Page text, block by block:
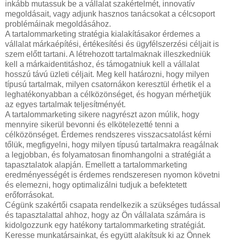
inkább mutassuk be a vállalat szakértelmét, innovatív
megoldásait, vagy adjunk hasznos tanácsokat a célcsoport
problémáinak megoldásához.
A tartalommarketing stratégia kialakításakor érdemes a
vállalat márkaépítési, értékesítési és ügyfélszerzési céljait is
szem előtt tartani. A létrehozott tartalmaknak illeszkedniük
kell a márkaidentitáshoz, és támogatniuk kell a vállalat
hosszú távú üzleti céljait. Meg kell határozni, hogy milyen
típusú tartalmak, milyen csatornákon keresztül érhetik el a
leghatékonyabban a célközönséget, és hogyan mérhetjük
az egyes tartalmak teljesítményét.
A tartalommarketing sikere nagyrészt azon múlik, hogy
mennyire sikerül bevonni és elkötelezetté tenni a
célközönséget. Érdemes rendszeres visszacsatolást kérni
tőlük, megfigyelni, hogy milyen típusú tartalmakra reagálnak
a legjobban, és folyamatosan finomhangolni a stratégiát a
tapasztalatok alapján. Emellett a tartalommarketing
eredményességét is érdemes rendszeresen nyomon követni
és elemezni, hogy optimalizálni tudjuk a befektetett
erőforrásokat.
Cégünk szakértői csapata rendelkezik a szükséges tudással
és tapasztalattal ahhoz, hogy az Ön vállalata számára is
kidolgozzunk egy hatékony tartalommarketing stratégiát.
Keresse munkatársainkat, és együtt alakítsuk ki az Önnek